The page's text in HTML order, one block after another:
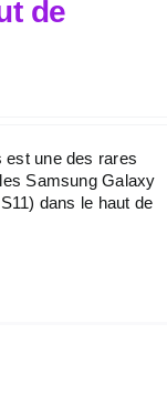
de
est une des rares
Samsung Galaxy
dans le haut de